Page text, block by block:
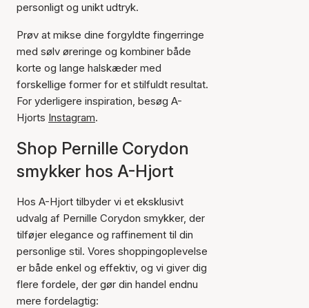
personligt og unikt udtryk.
Prøv at mikse dine forgyldte fingerringe
med sølv øreringe og kombiner både
korte og lange halskæder med
forskellige former for et stilfuldt resultat.
For yderligere inspiration, besøg A-
Hjorts Instagram.
Shop Pernille Corydon
smykker hos A-Hjort
Hos A-Hjort tilbyder vi et eksklusivt
udvalg af Pernille Corydon smykker, der
tilføjer elegance og raffinement til din
personlige stil. Vores shoppingoplevelse
er både enkel og effektiv, og vi giver dig
flere fordele, der gør din handel endnu
mere fordelagtig: